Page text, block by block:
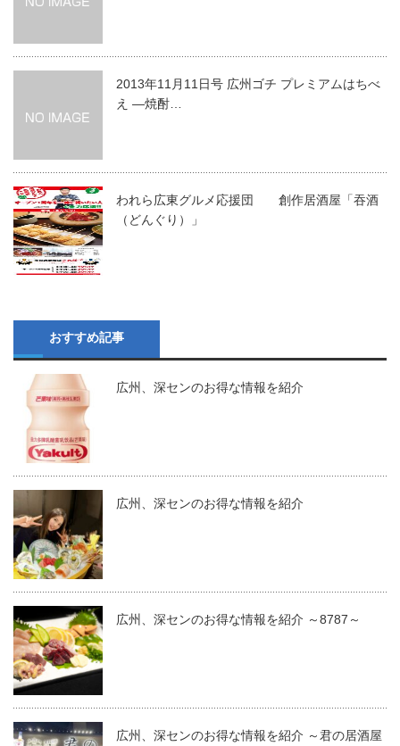
2013年11月11日号 広州ゴチ プレミアムはちべ
え ―焼酎…
われら広東グルメ応援団 創作居酒屋「吞酒
（どんぐり）」
おすすめ記事
広州、深センのお得な情報を紹介
広州、深センのお得な情報を紹介
広州、深センのお得な情報を紹介 ～8787～
広州、深センのお得な情報を紹介 ～君の居酒屋